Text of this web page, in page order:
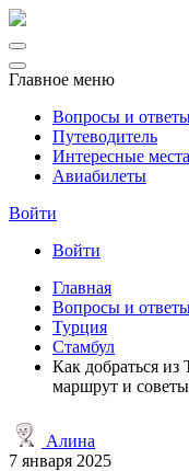
Главное меню
Вопросы и
Путеводитель
Интересные места
Авиабилеты
Войти
Войти
Главная
Вопросы и
Турция
Стамбул
Как добраться из
маршрут и советы
Алина
7 января 2025